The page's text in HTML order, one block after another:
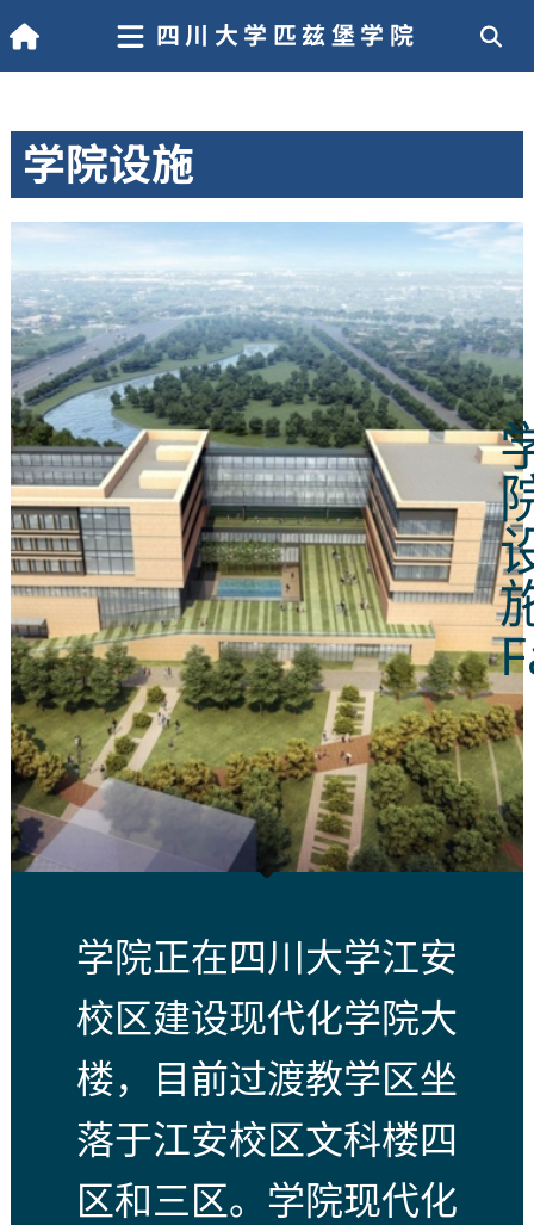
四川大学匹兹堡学院
学院设施
学院正在四川大学江安
校区建设现代化学院大
楼，目前过渡教学区坐
落于江安校区文科楼四
区和三区。学院现代化